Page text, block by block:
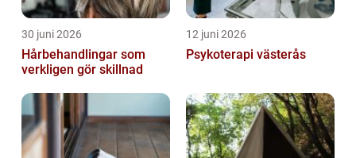
30 juni 2026
Hårbehandlingar som
verkligen gör skillnad
12 juni 2026
Psykoterapi västerås